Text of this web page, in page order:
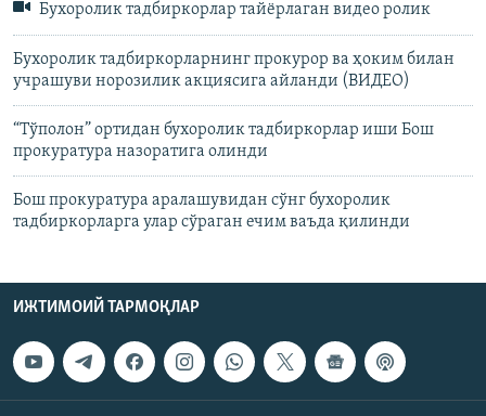
Бухоролик тадбиркорлар тайёрлаган видео ролик
Бухоролик тадбиркорларнинг прокурор ва ҳоким билан
учрашуви норозилик акциясига айланди (ВИДЕО)
“Тўполон” ортидан бухоролик тадбиркорлар иши Бош
прокуратура назоратига олинди
Бош прокуратура аралашувидан сўнг бухоролик
тадбиркорларга улар сўраган ечим ваъда қилинди
ИЖТИМОИЙ ТАРМОҚЛАР